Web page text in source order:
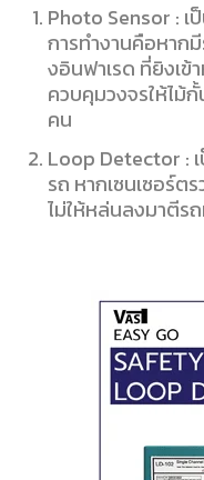
Photo Sensor : เ
การทำงานคือหา
งอินฟาเรด ที่ยิงเข้
ควบคุมวงจรให้ไม้
คน
Loop Detector :
รถ หากเซนเซอร์ต
ไม่ให้หล่นลงมาตีร